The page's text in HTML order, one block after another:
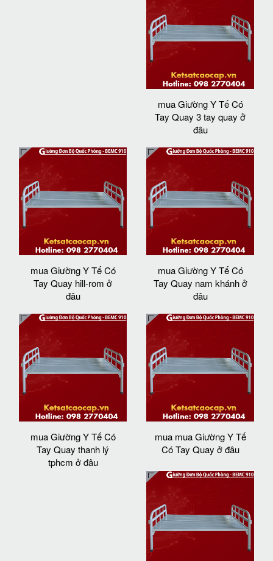
mua Giường Y Tế Có
Tay Quay 3 tay quay ở
đâu
mua Giường Y Tế Có
Tay Quay hill-rom ở
đâu
mua Giường Y Tế Có
Tay Quay nam khánh ở
đâu
mua Giường Y Tế Có
Tay Quay thanh lý
tphcm ở đâu
mua mua Giường Y Tế
Có Tay Quay ở đâu